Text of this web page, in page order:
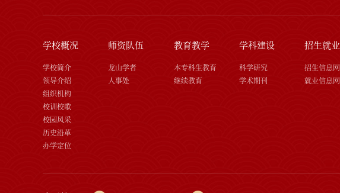
学校概况
学校简介
领导介绍
组织机构
校训校歌
校园风采
历史沿革
办学定位
师资队伍
龙山学者
人事处
教育教学
本专科生教育
继续教育
学科建设
科学研究
学术期刊
招生就业
招生信息网
就业信息网